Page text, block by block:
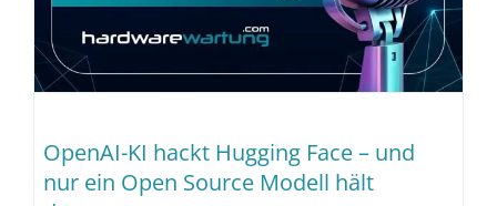
OpenAI-KI hackt Hugging Face – und
nur ein Open Source Modell hält